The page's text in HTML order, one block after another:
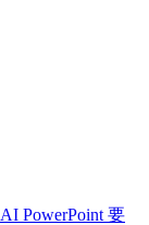
AI PowerPoint 要